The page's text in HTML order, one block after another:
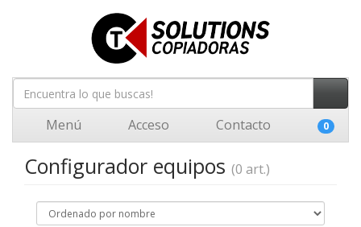
Menú Acceso Contacto 0
Configurador equipos (0 art.)